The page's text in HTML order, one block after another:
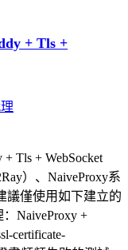
+ Tls +
）、NaiveProxy系
議僅使用如下建立的
NaiveProxy +
certificate-